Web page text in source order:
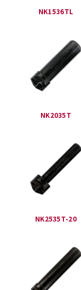
NK1536TL
NK2035T
NK2535T-20